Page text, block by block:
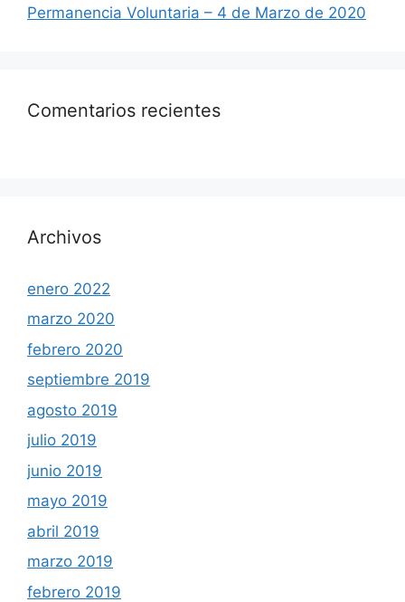
Permanencia Voluntaria – 4 de Marzo de 2020
Comentarios recientes
Archivos
enero 2022
marzo 2020
febrero 2020
septiembre 2019
agosto 2019
julio 2019
junio 2019
mayo 2019
abril 2019
marzo 2019
febrero 2019